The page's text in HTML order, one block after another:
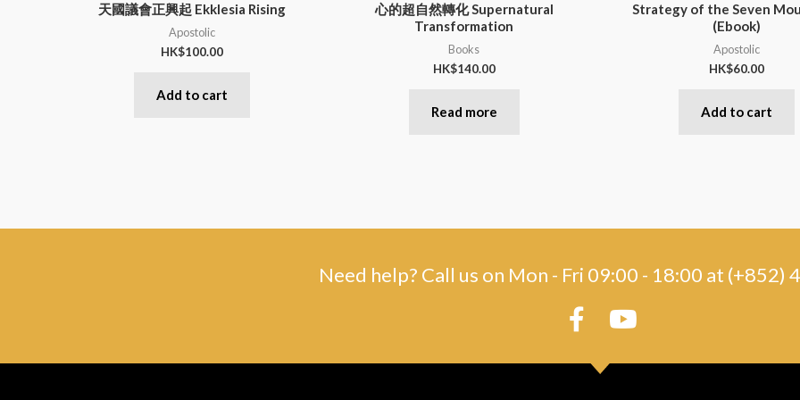
天國議會正興起 Ekklesia Rising
Apostolic
HK$100.00
Add to cart
心的超自然轉化 Supernatural
Transformation
Books
HK$140.00
Read more
Strategy of the Seven
(Ebook)
Apostolic
HK$60.00
Add to cart
Need help? Call us on Mon - Fri 09:00 - 18:00 at (+852)